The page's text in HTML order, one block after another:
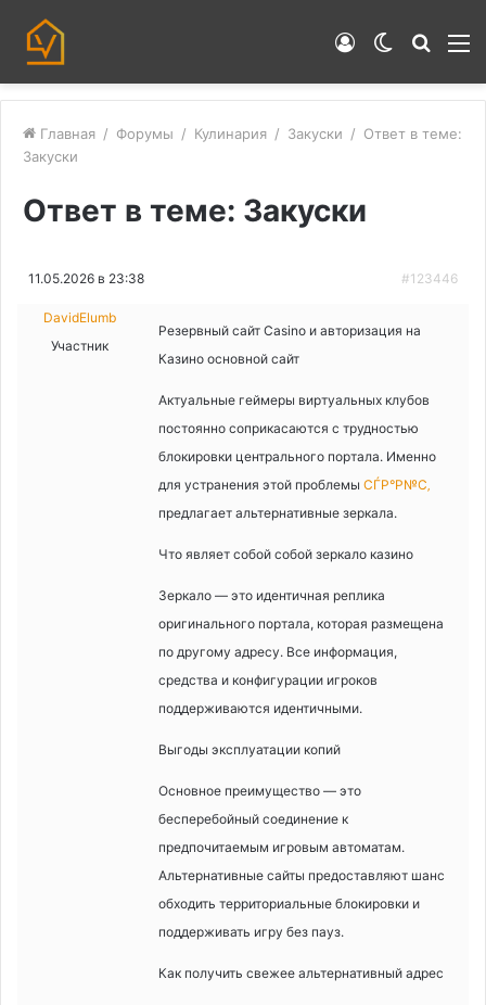
Switch
Войти
Главная / Форумы / Кулинария / Закуски / Ответ в теме:
Закуски
Ответ в теме: Закуски
11.05.2026 в 23:38 #123446
DavidElumb
Участник
Резервный сайт Casino и авторизация на
Казино основной сайт
Актуальные геймеры виртуальных клубов
постоянно соприкасаются с трудностью
блокировки центрального портала. Именно
для устранения этой проблемы СЃР°Р№С‚
предлагает альтернативные зеркала.
Что являет собой собой зеркало казино
Зеркало — это идентичная реплика
оригинального портала, которая размещена
по другому адресу. Все информация,
средства и конфигурации игроков
поддерживаются идентичными.
Выгоды эксплуатации копий
Основное преимущество — это
бесперебойный соединение к
предпочитаемым игровым автоматам.
Альтернативные сайты предоставляют шанс
обходить территориальные блокировки и
поддерживать игру без пауз.
Как получить свежее альтернативный адрес